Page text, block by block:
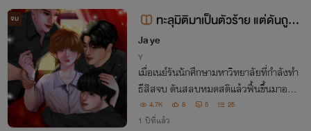
จบ
ทะลุมิติมาเป็นตัวร้าย แต่ดันถูกเ
หล่าตัวเอกตามติด
Ja ye
Y
เมื่อเนย์รันนักศึกษามหาวิทยาลัยที่กำลังทำ
ธีสิสจบ ดันสลบหมดสติแล้วฟื้นขึ้นมาอยู่ใ
นร่างตัวร้ายในนิยาย เป้าหมายหลักคือผันตั
วจากตัวร้ายไปเป็นพ่อสื่อ แต่ทำไมเหล่าตัวเ
4.7K 8 5 25
1 ปีที่แล้ว